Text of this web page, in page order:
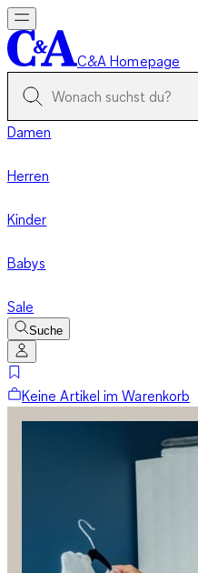
C&A Homepage
Damen
Herren
Kinder
Babys
Sale
Suche
Keine Artikel im Warenkorb